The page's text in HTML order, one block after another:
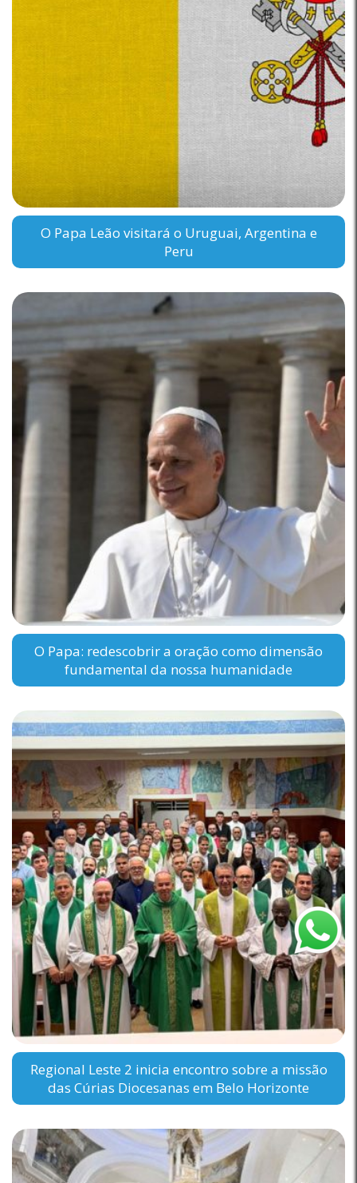
O Papa Leão visitará o Uruguai, Argentina e
Peru
O Papa: redescobrir a oração como dimensão
fundamental da nossa humanidade
Regional Leste 2 inicia encontro sobre a missão
das Cúrias Diocesanas em Belo Horizonte